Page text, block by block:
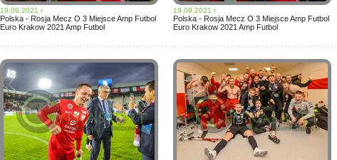
19.09.2021 r
Polska - Rosja Mecz O 3 Miejsce Amp Futbol
Euro Krakow 2021 Amp Futbol
19.09.2021 r
Polska - Rosja Mecz O 3 Miejsce Amp Futbol
Euro Krakow 2021 Amp Futbol